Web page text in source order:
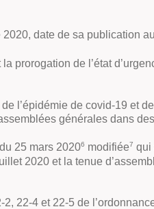
date de sa publication
prorogation de l’état
l’épidémie de covid-19 et
générales dans
25 mars 20206 modifiée7 qui
2020 et la tenue
22-4 et 22-5 de